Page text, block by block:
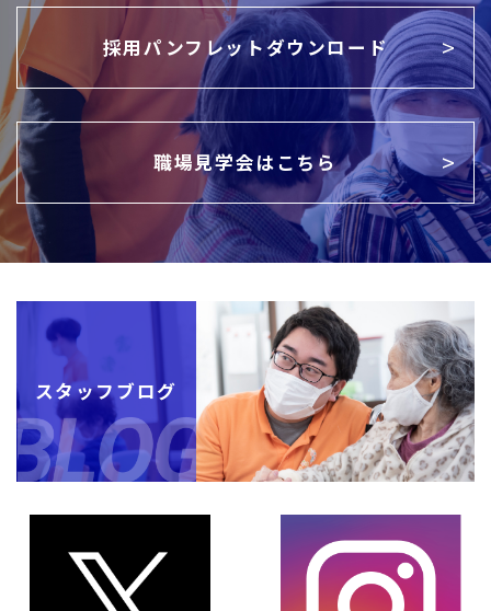
採用パンフレットダウンロード
職場見学会はこちら
スタッフブログ